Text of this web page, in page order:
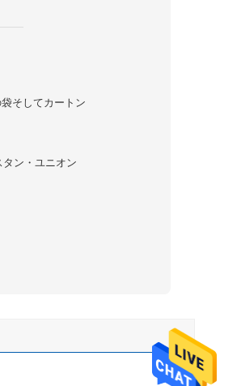
そしてカートン
ン・ユニオン